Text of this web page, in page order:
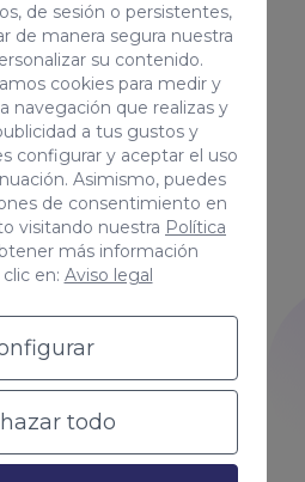
de sesión o persistentes,
de manera segura nuestra
su contenido.
cookies para medir y
navegación que realizas y
a tus gustos y
configurar y aceptar el uso
Asimismo, puedes
de consentimiento en
visitando nuestra Política
más información
en: Aviso legal
todo
técnico
cuentan
amplio y
en cualquier
partir de los
aportando
más cercana y